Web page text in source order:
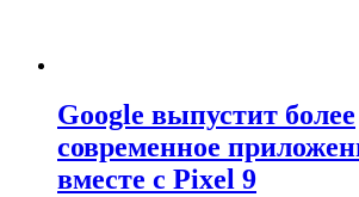
Google выпустит более
современное
вместе с Pixel 9